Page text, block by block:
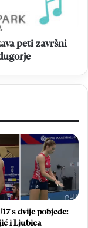
peti završni
s dvije pobjede:
i Ljubica